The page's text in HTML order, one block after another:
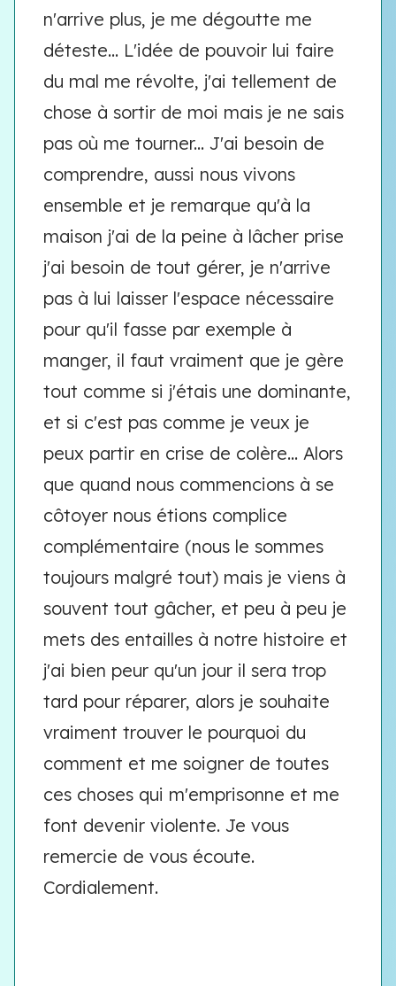
n'arrive plus, je me dégoutte me
déteste... L'idée de pouvoir lui faire
du mal me révolte, j'ai tellement de
chose à sortir de moi mais je ne sais
pas où me tourner... J'ai besoin de
comprendre, aussi nous vivons
ensemble et je remarque qu'à la
maison j'ai de la peine à lâcher prise
j'ai besoin de tout gérer, je n'arrive
pas à lui laisser l'espace nécessaire
pour qu'il fasse par exemple à
manger, il faut vraiment que je gère
tout comme si j'étais une dominante,
et si c'est pas comme je veux je
peux partir en crise de colère... Alors
que quand nous commencions à se
côtoyer nous étions complice
complémentaire (nous le sommes
toujours malgré tout) mais je viens à
souvent tout gâcher, et peu à peu je
mets des entailles à notre histoire et
j'ai bien peur qu'un jour il sera trop
tard pour réparer, alors je souhaite
vraiment trouver le pourquoi du
comment et me soigner de toutes
ces choses qui m'emprisonne et me
font devenir violente. Je vous
remercie de vous écoute.
Cordialement.